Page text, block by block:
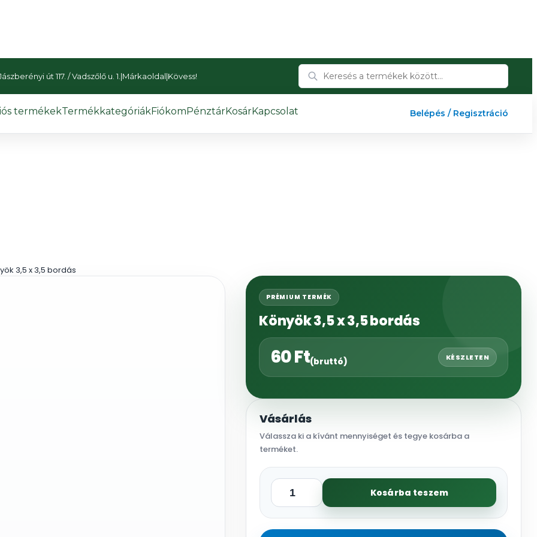
út 117. / Vadszőlő u. 1. |Márkaoldal|Kövess!
termékekTermékkategóriákFiókomPénztárKosárKapcsolat Belépés / Regisztráció
3,5 x 3,5 bordás
PRÉMIUM TERMÉK
Könyök 3,5 x 3,5 bordás
60Ft(bruttó) KÉSZLETEN
Vásárlás
Válassza ki a kívánt mennyiséget és tegye kosárba a
terméket.
Könyök
x
Kosárba teszem